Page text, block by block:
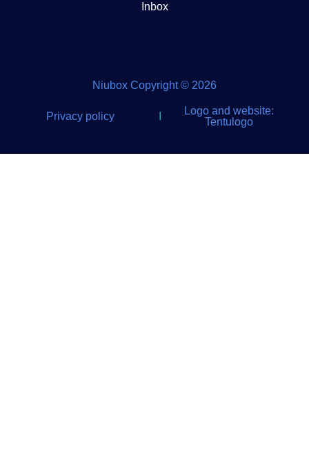
Inbox
Niubox Copyright © 2026
Privacy policy
Logo and website:
Tentulogo